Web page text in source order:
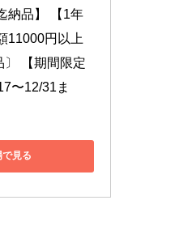
納品】 【1年
11000円以上
〕 【期間限定
〜12/31ま
見る